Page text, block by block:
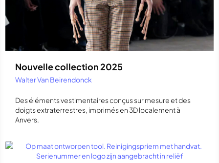
Nouvelle collection 2025
Walter Van Beirendonck
Des éléments vestimentaires conçus sur mesure et des
doigts extraterrestres, imprimés en 3D localement à
Anvers.